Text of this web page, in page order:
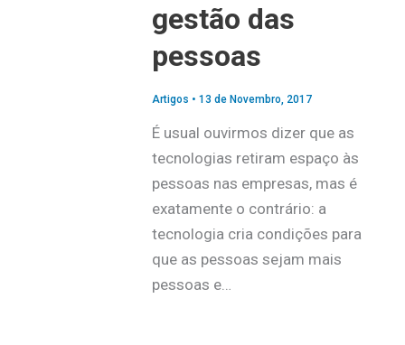
gestão das
pessoas
Artigos • 13 de Novembro, 2017
É usual ouvirmos dizer que as
tecnologias retiram espaço às
pessoas nas empresas, mas é
exatamente o contrário: a
tecnologia cria condições para
que as pessoas sejam mais
pessoas e…